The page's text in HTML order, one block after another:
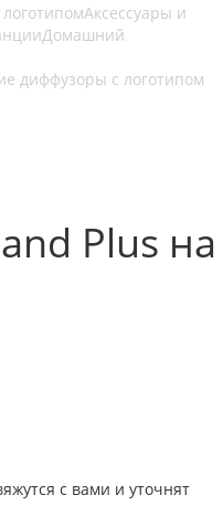
Аксессуары и
Домашний
диффузоры с логотипом
Plus на
с вами и уточнят